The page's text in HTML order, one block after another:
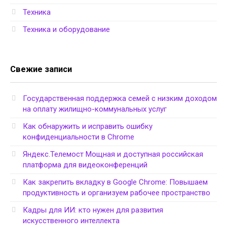
Техника
Техника и оборудование
Свежие записи
Государственная поддержка семей с низким доходом
на оплату жилищно-коммунальных услуг
Как обнаружить и исправить ошибку
конфиденциальности в Chrome
Яндекс.Телемост Мощная и доступная российская
платформа для видеоконференций
Как закрепить вкладку в Google Chrome: Повышаем
продуктивность и организуем рабочее пространство
Кадры для ИИ: кто нужен для развития
искусственного интеллекта